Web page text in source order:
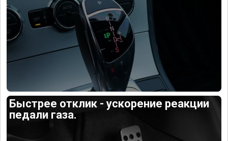
Быстрее отклик - ускорение реакции
педали газа.